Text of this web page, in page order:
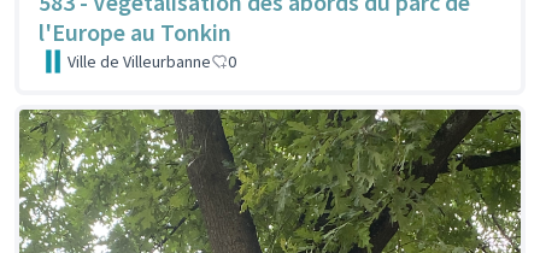
l'Europe au Tonkin
Ville de Villeurbanne 0